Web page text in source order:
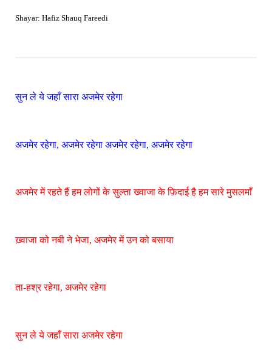
Shayar: Hafiz Shauq Fareedi
सुन ले ये जहाँ सारा अजमेर रहेगा
अजमेर रहेगा, अजमेर रहेगा अजमेर रहेगा, अजमेर रहेगा
अजमेर में रहते हैं हम लोगों के सुल्ता ख्वाजा के फ़िदाई है हम सारे मुसलमाँ
ख़्वाजा को नबी ने भेजा, अजमेर में उन को बसाया
ता-हश्र रहेगा, अजमेर रहेगा
सुन ले ये जहाँ सारा अजमेर रहेगा